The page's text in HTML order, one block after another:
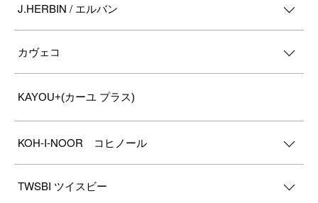
J.HERBIN / エルバン
カヴェコ
KAYOU+(カーユ プラス)
KOH-I-NOOR コヒノール
TWSBI ツイスビー